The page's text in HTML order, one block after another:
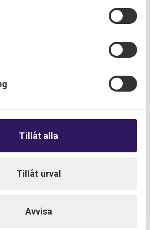
Tillåt alla
Tillåt urval
Avvisa
på plats även i Malmö. Du hittar oss